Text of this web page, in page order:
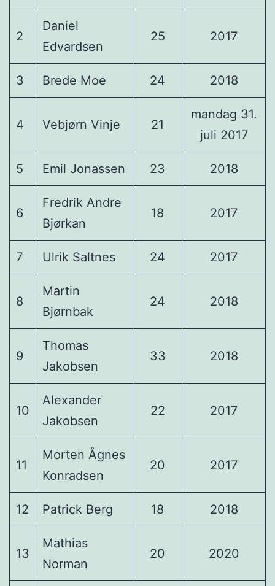
2
Daniel
Edvardsen
25 2017
3 Brede Moe 24 2018
4 Vebjørn Vinje 21
mandag 31.
juli 2017
5 Emil Jonassen 23 2018
6
Fredrik Andre
Bjørkan
18 2017
7 Ulrik Saltnes 24 2017
8
Martin
Bjørnbak
24 2018
9
Thomas
Jakobsen
33 2018
10
Alexander
Jakobsen
22 2017
11
Morten Ågnes
Konradsen
20 2017
12 Patrick Berg 18 2018
13
Mathias
Norman
20 2020